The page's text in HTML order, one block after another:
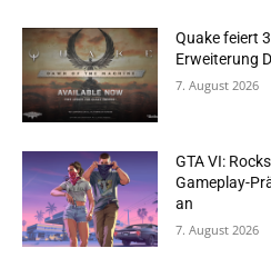
Quake feiert
Erweiterung
7. August 2026
GTA VI:
Gameplay-
an
7. August 2026